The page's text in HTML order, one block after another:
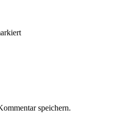
speichern.